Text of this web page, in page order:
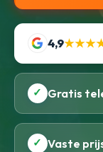
4,9
✓ Gratis
✓ Vaste